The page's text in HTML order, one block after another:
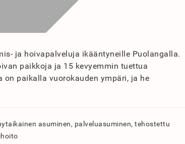
ja hoivapalveluja ikääntyneille Puolangalla.
paikkoja ja 15 kevyemmin tuettua
paikalla vuorokauden ympäri, ja he
asuminen, palveluasuminen, tehostettu